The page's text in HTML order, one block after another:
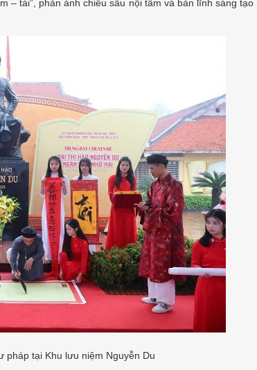
– tài”, phản ánh chiều sâu nội tâm và bản lĩnh sáng tạo
pháp tại Khu lưu niệm Nguyễn Du